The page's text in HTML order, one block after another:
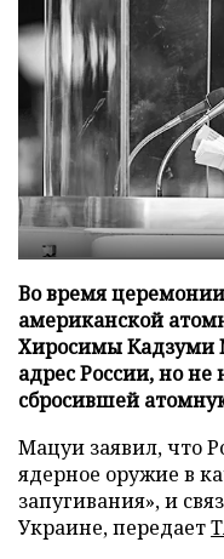
Во время
американской
Хиросимы Кадзуми
адрес России, но
сбросившей
Мацуи заявил, что
ядерное оружие в
запугивания», и
Украине, передает